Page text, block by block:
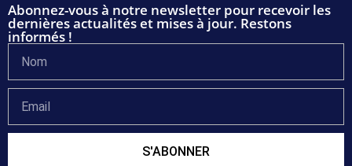
Abonnez-vous à notre newsletter pour recevoir les
dernières actualités et mises à jour. Restons
informés !
S'ABONNER